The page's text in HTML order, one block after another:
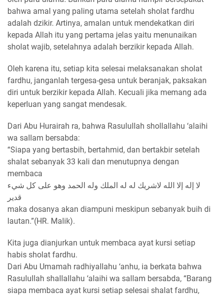
bahwa amal yang paling utama setelah sholat fardhu
adalah dzikir. Artinya, amalan untuk mendekatkan diri
kepada Allah itu yang pertama jelas yaitu menunaikan
sholat wajib, setelahnya adalah berzikir kepada Allah.
Oleh karena itu, setiap kita selesai melaksanakan sholat
fardhu, janganlah tergesa-gesa untuk beranjak, paksakan
diri untuk berzikir kepada Allah. Kecuali jika memang ada
keperluan yang sangat mendesak.
Dari Abu Hurairah ra, bahwa Rasulullah shollallahu ‘alaihi
wa sallam bersabda:
“Siapa yang bertasbih, bertahmid, dan bertakbir setelah
shalat sebanyak 33 kali dan menutupnya dengan
membaca
لا إله إلا الله لاشريك له له الملك وله الحمد وهو على كل شيء
قدير
maka dosanya akan diampuni meskipun sebanyak buih di
lautan.”(HR. Malik).
Kita juga dianjurkan untuk membaca ayat kursi setiap
habis sholat fardhu.
Dari Abu Umamah radhiyallahu ‘anhu, ia berkata bahwa
Rasulullah shallallahu ‘alaihi wa sallam bersabda, “Barang
siapa membaca ayat kursi setiap selesai shalat fardhu,